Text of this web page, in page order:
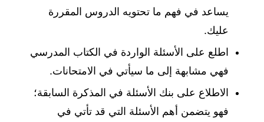
يساعد في فهم ما تحتويه الدروس المقررة
عليك.
اطلع على الأسئلة الواردة في الكتاب المدرسي
فهي مشابهة إلى ما سيأتي في الامتحانات.
الاطلاع على بنك الأسئلة في المذكرة السابقة؛
فهو يتضمن أهم الأسئلة التي قد تأتي في